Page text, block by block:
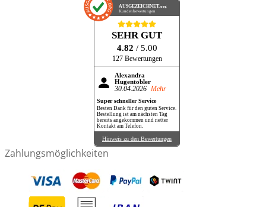
AUSGEZEICHNET.org
Kundenbewertungen
SEHR GUT
4.82 / 5.00
127 Bewertungen
Alexandra
Hugentobler
30.04.2026 Mehr
Super schneller Service
Besten Dank für den guten Service.
Bestellung ist am nächsten Tag
bereits angekommen und netter
Kontakt am Telefon.
Hinweis zu den Bewertungen
Zahlungsmöglichkeiten